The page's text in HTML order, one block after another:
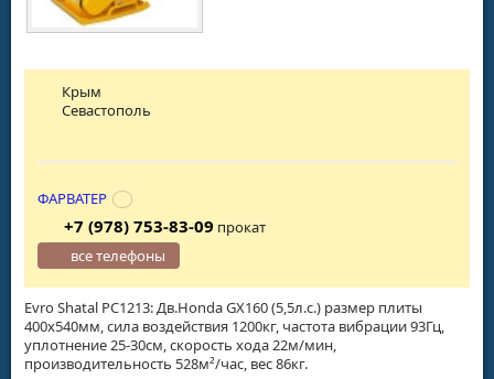
Evro Shatal PC1213: Дв.Honda GX160 (5,5л.с.) размер плиты
400х540мм, сила воздействия 1200кг, частота вибрации 93Гц,
уплотнение 25-30см, скорость хода 22м/мин,
производительность 528м²/час, вес 86кг.
Крым
Севастополь
ФАРВАТЕР
+7 (978) 753-83-09 прокат
все телефоны